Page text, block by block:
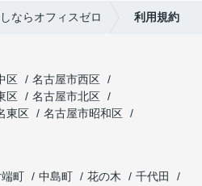
ならオフィスゼロ 利用規約
区
名古屋市西区
区
名古屋市北区
東区
名古屋市昭和区
町 中島町 花の木
千代田